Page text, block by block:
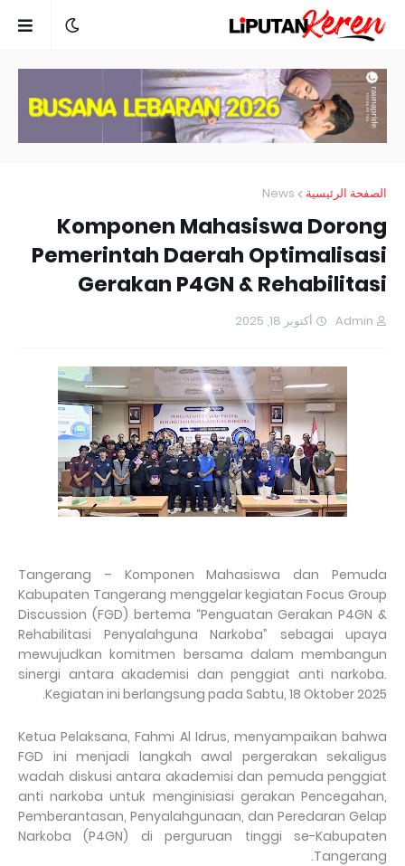
الصفحة الرئيسية News
Komponen Mahasiswa Dorong
Pemerintah Daerah Optimalisasi
Gerakan P4GN & Rehabilitasi
Admin أكتوبر 18, 2025
Tangerang – Komponen Mahasiswa dan Pemuda
Kabupaten Tangerang menggelar kegiatan Focus Group
Discussion (FGD) bertema “Penguatan Gerakan P4GN &
Rehabilitasi Penyalahguna Narkoba” sebagai upaya
mewujudkan komitmen bersama dalam membangun
sinergi antara akademisi dan penggiat anti narkoba.
Kegiatan ini berlangsung pada Sabtu, 18 Oktober 2025.
Ketua Pelaksana, Fahmi Al Idrus, menyampaikan bahwa
FGD ini menjadi langkah awal pergerakan sekaligus
wadah diskusi antara akademisi dan pemuda penggiat
anti narkoba untuk menginisiasi gerakan Pencegahan,
Pemberantasan, Penyalahgunaan, dan Peredaran Gelap
Narkoba (P4GN) di perguruan tinggi se-Kabupaten
Tangerang.